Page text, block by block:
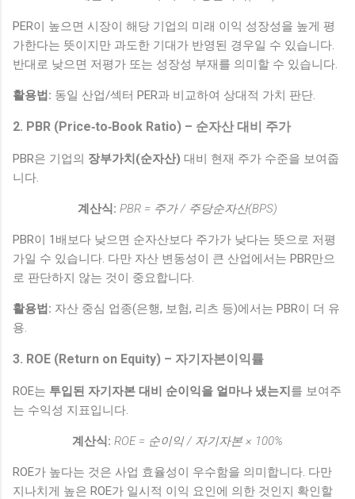
PER이 높으면 시장이 해당 기업의 미래 이익 성장성을 높게 평
가한다는 뜻이지만 과도한 기대가 반영된 경우일 수 있습니다.
반대로 낮으면 저평가 또는 성장성 부재를 의미할 수 있습니다.
활용법: 동일 산업/섹터 PER과 비교하여 상대적 가치 판단.
2. PBR (Price‑to‑Book Ratio) – 순자산 대비 주가
PBR은 기업의 장부가치(순자산) 대비 현재 주가 수준을 보여줍
니다.
계산식: PBR = 주가 / 주당순자산(BPS)
PBR이 1배보다 낮으면 순자산보다 주가가 낮다는 뜻으로 저평
가일 수 있습니다. 다만 자산 변동성이 큰 산업에서는 PBR만으
로 판단하지 않는 것이 중요합니다.
활용법: 자산 중심 업종(은행, 보험, 리츠 등)에서는 PBR이 더 유
용.
3. ROE (Return on Equity) – 자기자본이익률
ROE는 투입된 자기자본 대비 순이익을 얼마나 냈는지 를 보여주
는 수익성 지표입니다.
계산식: ROE = 순이익 / 자기자본 × 100%
ROE가 높다는 것은 사업 효율성이 우수함을 의미합니다. 다만
지나치게 높은 ROE가 일시적 이익 요인에 의한 것인지 확인할